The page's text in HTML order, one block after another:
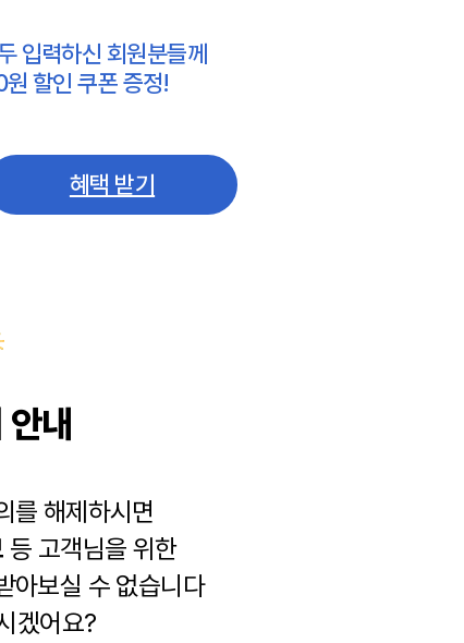
입력하신 회원분들께
할인 쿠폰 증정!
혜택 받기
내
를 해제하시면
등 고객님을 위한
아보실 수 없습니다
겠어요?